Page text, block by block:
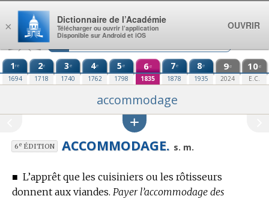
Aller au contenu
1re
1694
2e
1718
3e
1740
4e
1762
5e
1798
6e
1835
7e
1878
8e
1935
9e
2024
10e
E.C.
accommodage
6eÉDITION ACCOMMODAGE. s. m.
■ L’apprêt que les cuisiniers ou les rôtisseurs
donnent aux viandes. Payer l’accommodage des
×
Dictionnaire de l’Académie
Télécharger ou ouvrir l’application
Disponible sur Android et iOS
OUVRIR